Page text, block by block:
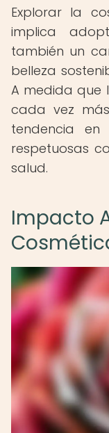
Explorar la
implica
también un
belleza
A medida que
cada vez
tendencia
respetuosas
salud.
Impacto